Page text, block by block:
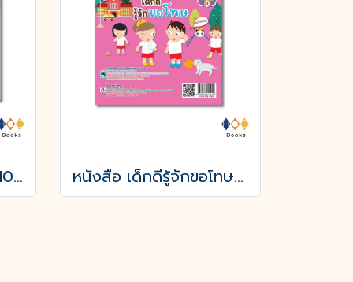
หนังสือ ครอบครัวแมว 100 ตัว (ปกแข็ง) หนังสือ เด็กดีรู้จักขอโทษ (พิมพ์ครั้งที่ 3)